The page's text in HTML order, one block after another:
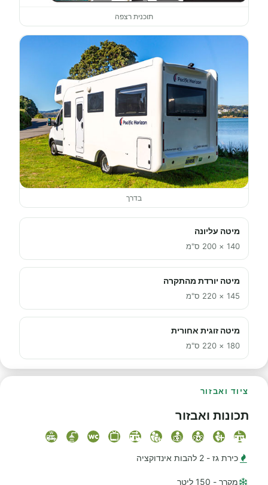
תוכנית רצפה
בדרך
מיטה עליונה
140 × 200 ס"מ
מיטה יורדת מהתקרה
145 × 220 ס"מ
מיטה זוגית אחורית
180 × 220 ס"מ
ציוד ואבזור
תכונות ואבזור
כירת גז - 2 להבות אינדוקציה
מקרר - 150 ליטר